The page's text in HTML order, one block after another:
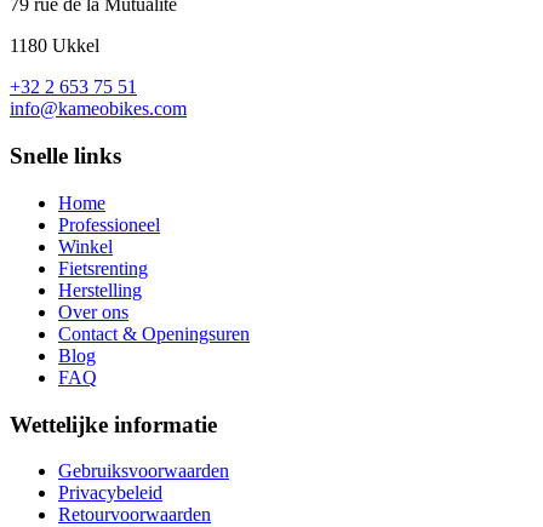
79 rue de la Mutualité
1180 Ukkel
+32 2 653 75 51
info@kameobikes.com
Snelle links
Home
Professioneel
Winkel
Fietsrenting
Herstelling
Over ons
Contact & Openingsuren
Blog
FAQ
Wettelijke informatie
Gebruiksvoorwaarden
Privacybeleid
Retourvoorwaarden